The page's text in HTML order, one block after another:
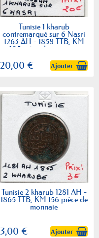
Tunisie 1 kharub
contremarqué sur 6 Nasri
1263 AH - 1858 TTB, KM
105 pièce de monnaie
20,00 € Ajouter
Tunisie 2 kharub 1281 AH -
1865 TTB, KM 156 pièce de
monnaie
3,00 € Ajouter